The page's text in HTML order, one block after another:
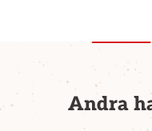
Andra